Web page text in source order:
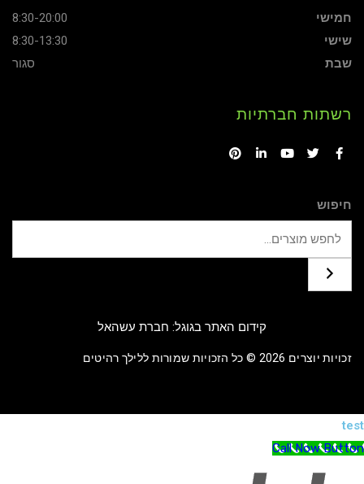
חמישי
8:30-20:00
שישי
8:30-13:30
שבת
סגור
רשתות חברתיות
חיפוש
קידום האתר בגוגל: חברת עשהאל
זכויות יוצרים 2026 © כל הזכויות שמורות ללילך רהיטים
test
Call Now Button